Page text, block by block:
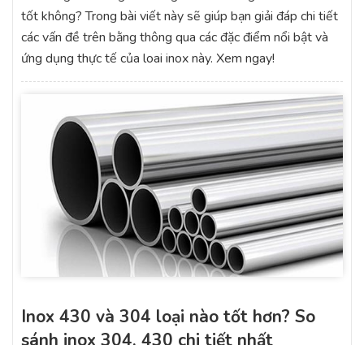
tốt không? Trong bài viết này sẽ giúp bạn giải đáp chi tiết
các vấn đề trên bằng thông qua các đặc điểm nổi bật và
ứng dụng thực tế của loai inox này. Xem ngay!
Inox 430 và 304 loại nào tốt hơn? So
sánh inox 304, 430 chi tiết nhất